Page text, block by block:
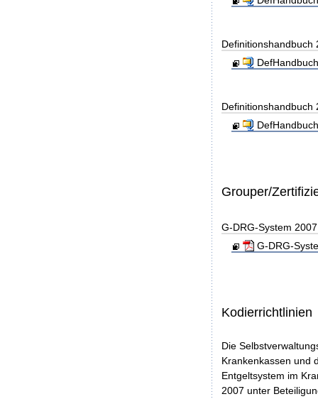
Definitionshandbuch
Definitionshandbuch
Grouper/
G-DRG-System
G-DRG-
Kodierrichtlinien
Die
Krankenkassen und
Entgeltsystem im
2007 unter